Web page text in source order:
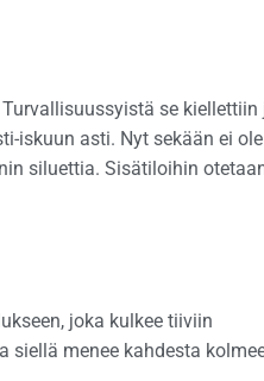
se kiellettiin
iskuun asti. Nyt sekään ei ole
siluettia. Sisätiloihin
joka kulkee tiiviin
siellä menee kahdesta